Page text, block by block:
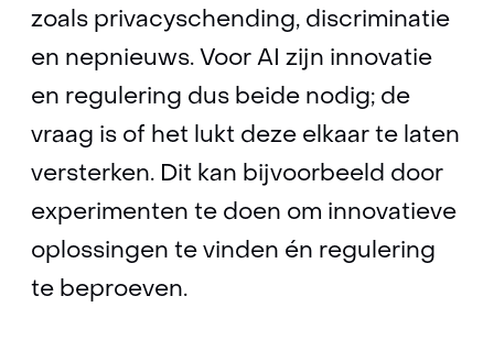
zoals privacyschending, discriminatie
en nepnieuws. Voor AI zijn innovatie
en regulering dus beide nodig; de
vraag is of het lukt deze elkaar te laten
versterken. Dit kan bijvoorbeeld door
experimenten te doen om innovatieve
oplossingen te vinden én regulering
te beproeven.